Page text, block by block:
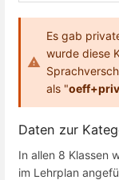
Es gab
wurde diese
als "oeff+priv
Daten zur
In allen 8 Klassen
im Lehrplan